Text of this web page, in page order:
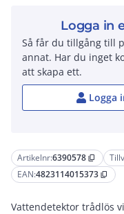
Artikelnr:6390578 content_copy
EAN:4823114015373 content_copy
Vattendetektor trådlös
Logga in
Så får du tillgång till
annat. Har du inget
att skapa ett.
Logga